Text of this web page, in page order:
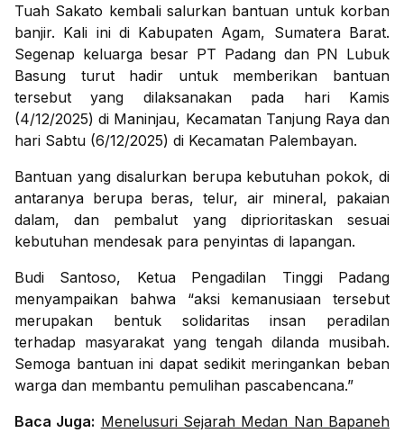
Tuah Sakato kembali salurkan bantuan untuk korban
banjir. Kali ini di Kabupaten Agam, Sumatera Barat.
Segenap keluarga besar PT Padang dan PN Lubuk
Basung turut hadir untuk memberikan bantuan
tersebut yang dilaksanakan pada hari Kamis
(4/12/2025) di Maninjau, Kecamatan Tanjung Raya dan
hari Sabtu (6/12/2025) di Kecamatan Palembayan.
Bantuan yang disalurkan berupa kebutuhan pokok, di
antaranya berupa beras, telur, air mineral, pakaian
dalam, dan pembalut yang diprioritaskan sesuai
kebutuhan mendesak para penyintas di lapangan.
Budi Santoso, Ketua Pengadilan Tinggi Padang
menyampaikan bahwa “aksi kemanusiaan tersebut
merupakan bentuk solidaritas insan peradilan
terhadap masyarakat yang tengah dilanda musibah.
Semoga bantuan ini dapat sedikit meringankan beban
warga dan membantu pemulihan pascabencana.”
Baca Juga: Menelusuri Sejarah Medan Nan Bapaneh